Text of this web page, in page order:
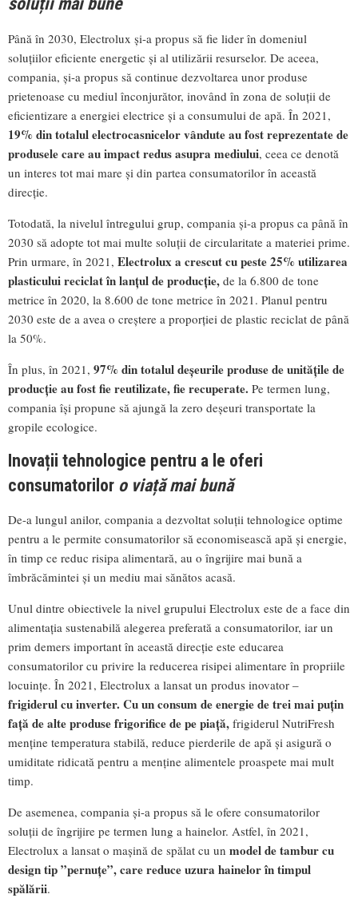
Până în 2030, Electrolux și-a propus să fie lider în domeniul
soluțiilor eficiente energetic și al utilizării resurselor. De aceea,
compania, și-a propus să continue dezvoltarea unor produse
prietenoase cu mediul înconjurător, inovând în zona de soluții de
eficientizare a energiei electrice și a consumului de apă. În 2021,
19% din totalul electrocasnicelor vândute au fost reprezentate de
produsele care au impact redus asupra mediului, ceea ce denotă
un interes tot mai mare și din partea consumatorilor în această
direcție.
Totodată, la nivelul întregului grup, compania și-a propus ca până în
2030 să adopte tot mai multe soluții de circularitate a materiei prime.
Prin urmare, în 2021, Electrolux a crescut cu peste 25% utilizarea
plasticului reciclat în lanțul de producție, de la 6.800 de tone
metrice în 2020, la 8.600 de tone metrice în 2021. Planul pentru
2030 este de a avea o creștere a proporției de plastic reciclat de până
la 50%.
În plus, în 2021, 97% din totalul deșeurile produse de unitățile de
producție au fost fie reutilizate, fie recuperate. Pe termen lung,
compania își propune să ajungă la zero deșeuri transportate la
gropile ecologice.
Inovații tehnologice pentru a le oferi
consumatorilor o viață mai bună
De-a lungul anilor, compania a dezvoltat soluții tehnologice optime
pentru a le permite consumatorilor să economisească apă și energie,
în timp ce reduc risipa alimentară, au o îngrijire mai bună a
îmbrăcămintei și un mediu mai sănătos acasă.
Unul dintre obiectivele la nivel grupului Electrolux este de a face din
alimentația sustenabilă alegerea preferată a consumatorilor, iar un
prim demers important în această direcție este educarea
consumatorilor cu privire la reducerea risipei alimentare în propriile
locuințe. În 2021, Electrolux a lansat un produs inovator –
frigiderul cu inverter. Cu un consum de energie de trei mai puțin
față de alte produse frigorifice de pe piață, frigiderul NutriFresh
menține temperatura stabilă, reduce pierderile de apă și asigură o
umiditate ridicată pentru a menține alimentele proaspete mai mult
timp.
De asemenea, compania și-a propus să le ofere consumatorilor
soluții de îngrijire pe termen lung a hainelor. Astfel, în 2021,
Electrolux a lansat o mașină de spălat cu un model de tambur cu
design tip ”pernuțe”, care reduce uzura hainelor în timpul
spălării.